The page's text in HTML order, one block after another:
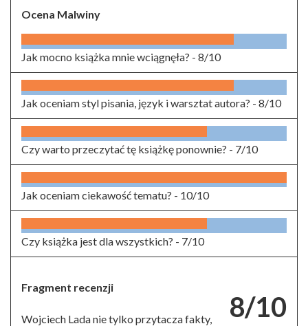
Ocena Malwiny
Jak mocno książka mnie wciągnęła? - 8/10
Jak oceniam styl pisania, język i warsztat autora? - 8/10
Czy warto przeczytać tę książkę ponownie? - 7/10
Jak oceniam ciekawość tematu? - 10/10
Czy książka jest dla wszystkich? - 7/10
8/10
Fragment recenzji
Wojciech Lada nie tylko przytacza fakty,